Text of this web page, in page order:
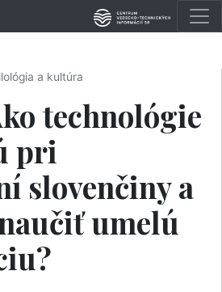
a kultúra
technológie
pri
slovenčiny a
umelú